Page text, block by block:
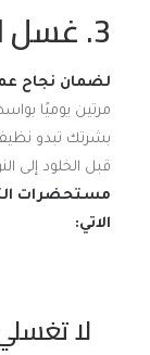
3. غسل الوجه
لضمان نجاح
مرتين يوميًا
بشرتك تبدو
قبل الخلود إلى
مستحضرات
الاتي:
لا